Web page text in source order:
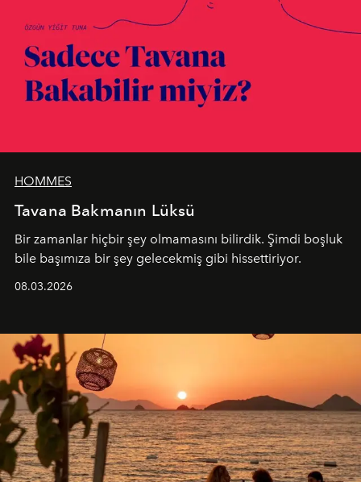
HOMMES
Tavana Bakmanın Lüksü
Bir zamanlar hiçbir şey olmamasını bilirdik. Şimdi boşluk
bile başımıza bir şey gelecekmiş gibi hissettiriyor.
08.03.2026